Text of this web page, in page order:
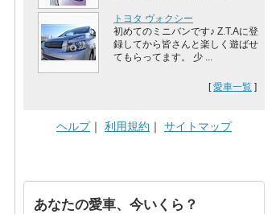
トヨタ ヴォクシー
初めてのミニバンです♪ Z.T.Aに登
録してから皆さんと楽しく遊ばせ
てもらってます。 少 ...
[愛車一覧 ]
ヘルプ｜ 利用規約 ｜ サイトマップ
あなたの愛車、今いくら？